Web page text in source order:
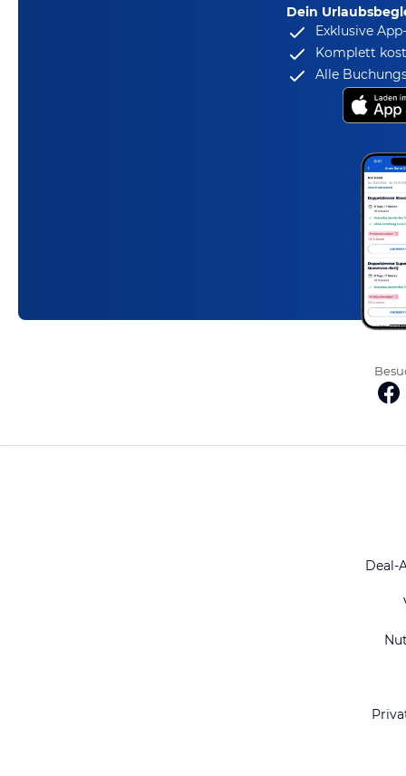
Dein
Exklusive
Komplett
Alle
Deal-